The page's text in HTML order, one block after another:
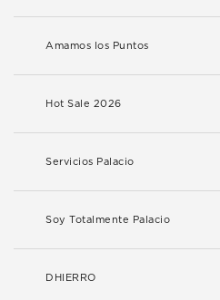
Amamos los Puntos
Hot Sale 2026
Servicios Palacio
Soy Totalmente Palacio
DHIERRO